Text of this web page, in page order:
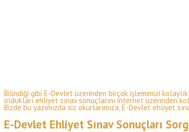
Bilindiği gibi E-Devlet üzerinden birçok işlemimizi
oldukları ehliyet sınav sonuçlarını internet üzerinden
Bizde bu yazımızda siz okurlarımıza, E-Devlet ehliyet
E-Devlet Ehliyet Sınav Sonuçları